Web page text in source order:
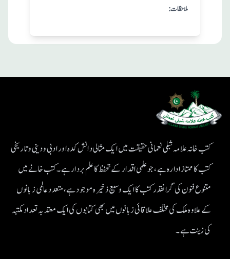
:ملاحظات
کتب خانہ علامہ شبلی نعمانی حقیقت میں ایک مثالی دانش کدہ اور ادبی ودینی و تاریخی
کتب کا ممتاز ادارہ ہے، جو علمی اقدار کے تحفظ کا علم بردار ہے۔کتب خانے میں
متنوع فنون کی گرانقدر کتب کا ایک وسیع ذخیرہ موجود ہے، متعدد عالمی زبانوں
کے علاوہ ملک کی مختلف علاقائی زبانوں میں بھی کتابوں کی ایک معتد بہ تعداد مکتبہ
کی زینت ہے۔